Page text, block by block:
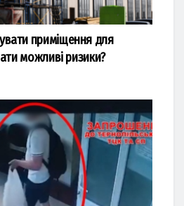
приміщення для
можливі ризики?